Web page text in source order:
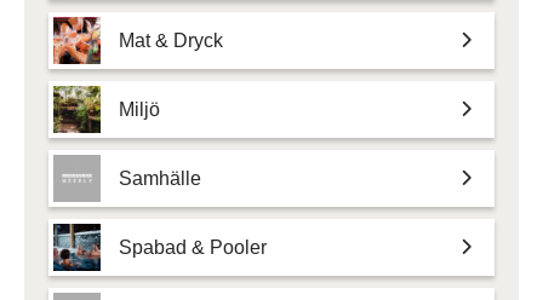
Mat & Dryck
Miljö
Samhälle
Spabad & Pooler